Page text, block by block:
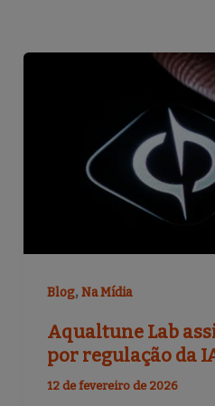
Blog,Na Mídia
Aqualtune Lab
por regulação da
12 de fevereiro de 2026